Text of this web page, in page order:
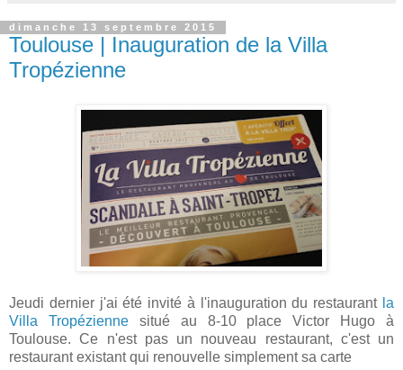
dimanche 13 septembre 2015
Toulouse | Inauguration de la Villa
Tropézienne
Jeudi dernier j'ai été invité à l'inauguration du restaurant la
Villa Tropéziennesitué au 8-10 place Victor Hugo à
Toulouse. Ce n'est pas un nouveau restaurant, c'est un
restaurant existant qui renouvelle simplement sa carte